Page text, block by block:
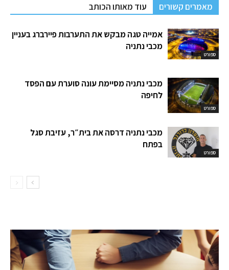
מאמרים קשורים עוד מאותו הכותב
ספורט
אמייה טגה מבקש את התערבות פיירברג בעניין
מכבי נתניה
ספורט
מכבי נתניה מסיימת עונה סוערת עם הפסד
לחיפה
ספורט
מכבי נתניה דרסה את בית״ר, עזיבת סגל
בפתח